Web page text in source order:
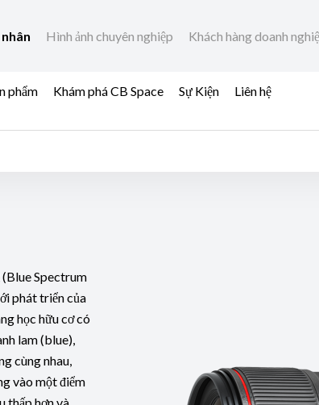
Hình ảnh chuyên nghiệp Khách hàng doanh
phẩm Khám phá CB Space Sự Kiện Liên hệ
Spectrum
phát triển của
học hữu cơ có
lam (blue),
cùng nhau,
vào một điểm